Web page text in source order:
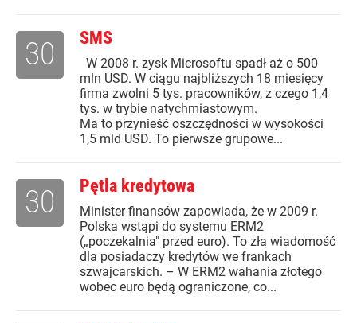
SMS
W 2008 r. zysk Microsoftu spadł aż o 500
mln USD. W ciągu najbliższych 18 miesięcy
firma zwolni 5 tys. pracowników, z czego 1,4
tys. w trybie natychmiastowym.
Ma to przynieść oszczędności w wysokości
1,5 mld USD. To pierwsze grupowe...
30
Pętla kredytowa
Minister finansów zapowiada, że w 2009 r.
Polska wstąpi do systemu ERM2
(„poczekalnia" przed euro). To zła wiadomość
dla posiadaczy kredytów we frankach
szwajcarskich. – W ERM2 wahania złotego
wobec euro będą ograniczone, co...
30